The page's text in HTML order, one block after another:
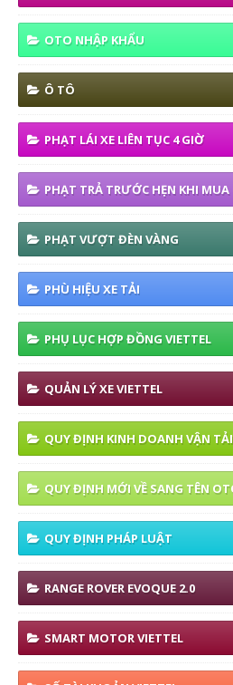
OTO NHẬP KHẨU
Ô TÔ
PHẠT LÁI XE LIÊN TỤC 4 GIỜ
PHẠT TRẢ TRƯỚC HẸN KHI
PHẠT VƯỢT ĐÈN VÀNG
PHÙ HIỆU XE TẢI
PHỤ LỤC HỢP ĐỒNG VIETTEL
QUẢN LÝ XE VIETTEL
QUY ĐỊNH KINH DOANH VẬN TẢI
QUY ĐỊNH MỚI VỀ SANG TÊN
QUY ĐỊNH PHÁP LUẬT
RANGE ROVER EVOQUE 2.0
SMART MOTOR VIETTEL